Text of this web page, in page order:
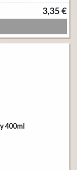
3,35 €
400ml